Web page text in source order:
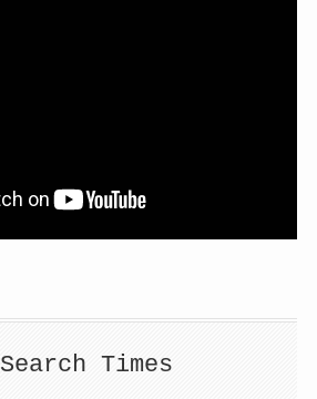
Search Times